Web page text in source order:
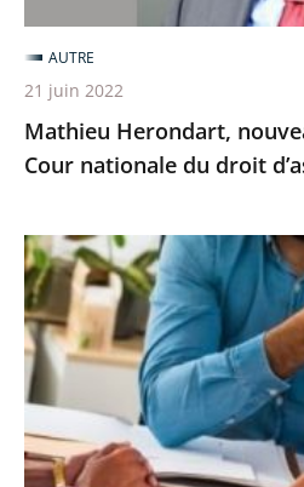
droit
d’asile
Mathieu Herondart,
Cour nationale du droit
AUTRE
21 juin 2022
Retour
sur
5
années
de
médiation
administrative